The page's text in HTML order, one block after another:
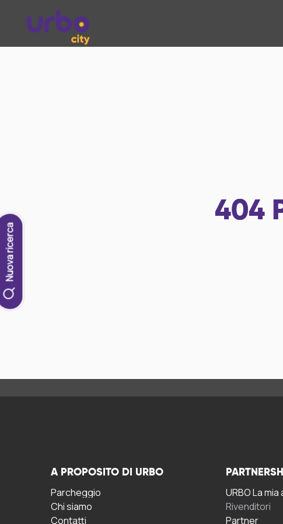
Nuova ricerca
404
A PROPOSITO DI URBO
Parcheggio
Chi siamo
Contatti
URBO La
Rivenditori
Partner